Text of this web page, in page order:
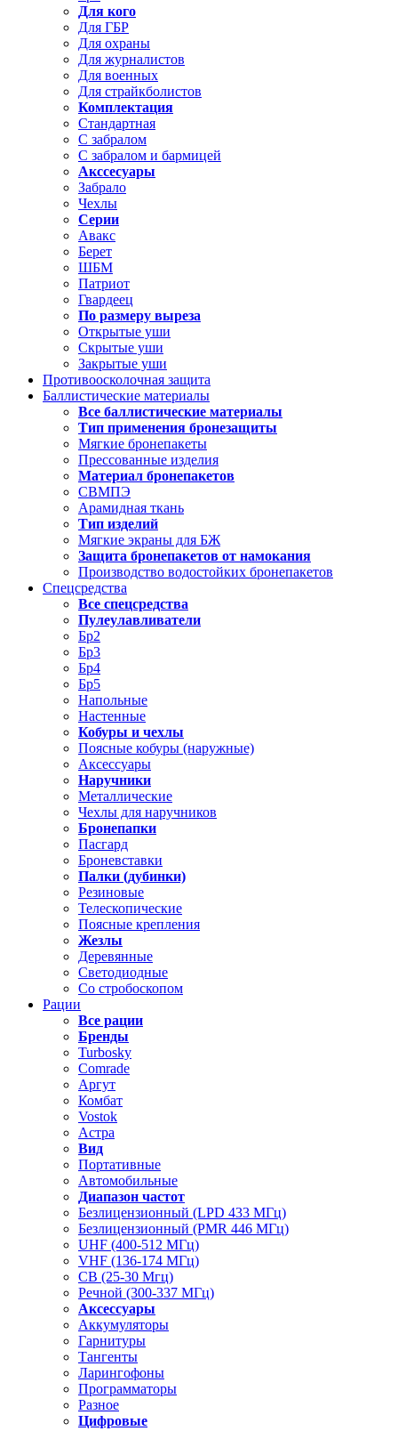
Для кого
Для ГБР
Для охраны
Для журналистов
Для военных
Для страйкболистов
Комплектация
Стандартная
С забралом
С забралом и бармицей
Акссесуары
Забрало
Чехлы
Серии
Авакс
Берет
ШБМ
Патриот
Гвардеец
По размеру выреза
Открытые уши
Скрытые уши
Закрытые уши
Противоосколочная защита
Баллистические материалы
Все баллистические материалы
Тип применения бронезащиты
Мягкие бронепакеты
Прессованные изделия
Материал бронепакетов
СВМПЭ
Арамидная ткань
Тип изделий
Мягкие экраны для БЖ
Защита бронепакетов от намокания
Производство водостойких бронепакетов
Спецсредства
Все спецсредства
Пулеулавливатели
Бр2
Бр3
Бр4
Бр5
Напольные
Настенные
Кобуры и чехлы
Поясные кобуры (наружные)
Аксессуары
Наручники
Металлические
Чехлы для наручников
Бронепапки
Пасгард
Броневставки
Палки (дубинки)
Резиновые
Телескопические
Поясные крепления
Жезлы
Деревянные
Светодиодные
Со стробоскопом
Рации
Все рации
Бренды
Turbosky
Comrade
Аргут
Комбат
Vostok
Астра
Вид
Портативные
Автомобильные
Диапазон частот
Безлицензионный (LPD 433 МГц)
Безлицензионный (PMR 446 МГц)
UHF (400-512 МГц)
VHF (136-174 МГц)
CB (25-30 Мгц)
Речной (300-337 МГц)
Аксессуары
Аккумуляторы
Гарнитуры
Тангенты
Ларингофоны
Программаторы
Разное
Цифровые